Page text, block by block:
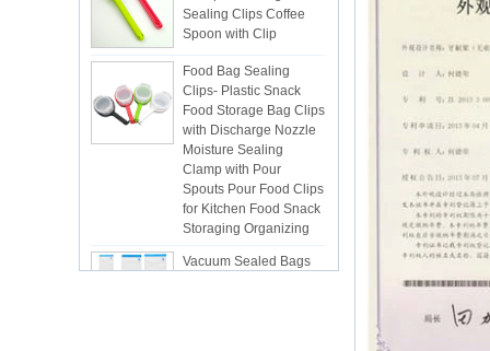
Spoon with Clip
Clips- Plastic Snack
Food Storage Bag Clips
with Discharge Nozzle
Moisture Sealing
Clamp with Pour
Spouts Pour Food Clips
for Kitchen Food Snack
Storaging Organizing
Vacuum Sealed Bags
Kitchen Food